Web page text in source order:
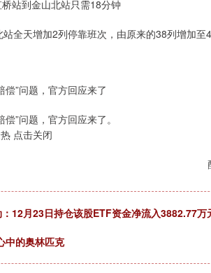
站到金山北站只需18分钟
全天增加2列停靠班次，由原来的38列增加至
”问题，官方回应来了
”问题，官方回应来了。
点击关闭
12月23日持仓该股ETF资金净流入3882.77
中的奥林匹克